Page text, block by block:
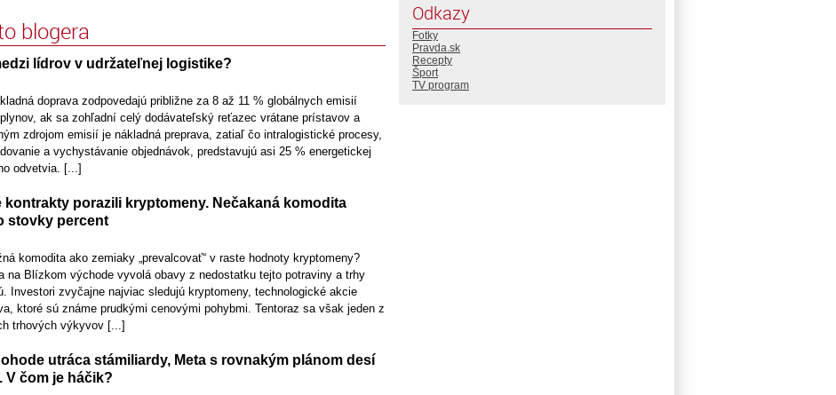
blogera
lídrov v udržateľnej logistike?
doprava zodpovedajú približne za 8 až 11 % globálnych emisií
ak sa zohľadní celý dodávateľský reťazec vrátane prístavov a
zdrojom emisií je nákladná preprava, zatiaľ čo intralogistické procesy,
a vychystávanie objednávok, predstavujú asi 25 % energetickej
odvetvia. [...]
kontrakty porazili kryptomeny. Nečakaná komodita
stovky percent
komodita ako zemiaky „prevalcovať“ v raste hodnoty kryptomeny?
na Blízkom východe vyvolá obavy z nedostatku tejto potraviny a trhy
Investori zvyčajne najviac sledujú kryptomeny, technologické akcie
ktoré sú známe prudkými cenovými pohybmi. Tentoraz sa však jeden z
trhových výkyvov [...]
utráca stámiliardy, Meta s rovnakým plánom desí
V čom je háčik?
Odkazy
Fotky
Pravda.sk
Recepty
Šport
TV program